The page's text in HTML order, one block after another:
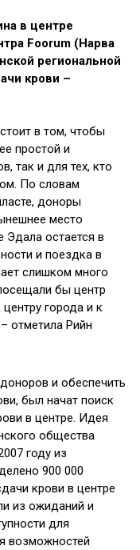
в центре
Foorum (Нарва
региональной
крови –
в том, чтобы
простой и
так и для тех, кто
По словам
доноры
место
Эдала остается в
и поездка в
слишком много
бы центр
города и к
отметила Рийн
и обеспечить
был начат поиск
в центре. Идея
общества
году из
900 000
крови в центре
из ожиданий и
для
возможностей